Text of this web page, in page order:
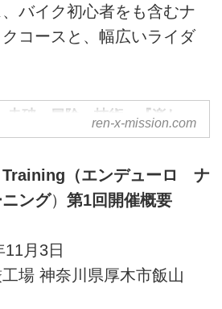
バイク初心者をも含むナ
コースと、幅広いライダ
走破・冒険・技術 『楽し
い！！』をCROSSして行く
ren-x-mission.com
（エンデューロ ナ
ング） 第1回開催概要
月3日
場 神奈川県厚木市飯山